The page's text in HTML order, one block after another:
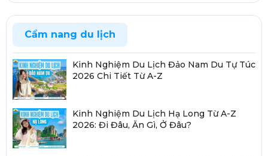
Cẩm nang du lịch
Kinh Nghiệm Du Lịch Đảo Nam Du Tự Túc
2026 Chi Tiết Từ A-Z
Kinh Nghiệm Du Lịch Hạ Long Từ A-Z
2026: Đi Đâu, Ăn Gì, Ở Đâu?